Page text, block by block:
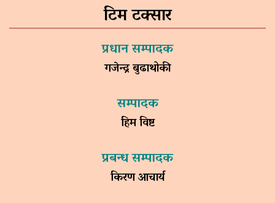
टिम टक्सार
प्रधान सम्पादक
गजेन्द्र बुढाथोकी
सम्पादक
हिम विष्ट
प्रबन्ध सम्पादक
किरण आचार्य